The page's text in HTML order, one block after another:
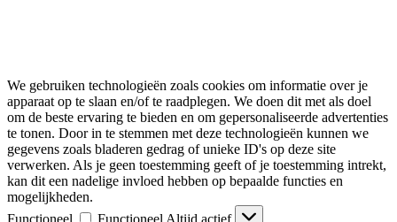
We gebruiken technologieën zoals cookies om informatie over je
apparaat op te slaan en/of te raadplegen. We doen dit met als doel
om de beste ervaring te bieden en om gepersonaliseerde advertenties
te tonen. Door in te stemmen met deze technologieën kunnen we
gegevens zoals bladeren gedrag of unieke ID's op deze site
verwerken. Als je geen toestemming geeft of je toestemming intrekt,
kan dit een nadelige invloed hebben op bepaalde functies en
mogelijkheden.
Functioneel
Functioneel Altijd actief